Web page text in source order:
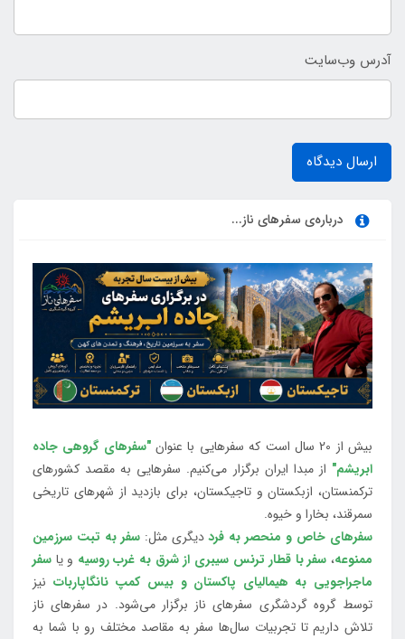
آدرس وب‌سایت
ارسال دیدگاه
درباره‌ی سفرهای ناز...
بیش از 20 سال است که سفرهایی با عنوان
"سفرهای گروهی جاده
ابریشم" از مبدا ایران برگزار می‌کنیم. سفرهایی به مقصد کشورهای
ترکمنستان، ازبکستان و تاجیکستان، برای بازدید از شهرهای تاریخی
سمرقند، بخارا و خیوه.
سفرهای خاص و منحصر به فرددیگری مثل:سفر به تبت سرزمین
ممنوعه، سفر با قطار ترنس سیبری از شرق به غرب روسیه و یا سفر
ماجراجویی به هیمالیای پاکستان و بیس کمپ نانگاپاربات نیز
توسط گروه گردشگری سفرهای ناز برگزار می‌شود. در سفرهای ناز
تلاش داریم تا تجربیات سال‌ها سفر به مقاصد مختلف رو با شما به